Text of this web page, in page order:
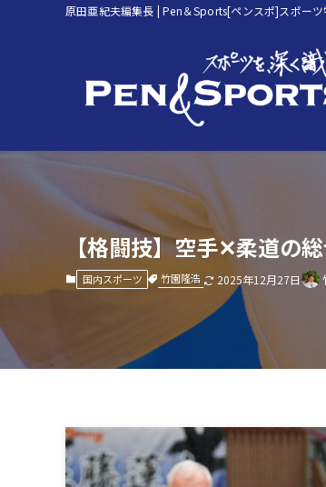
原田亜紀夫編集長 | Pen＆Sports[ペンスポ]スポーツ
【格闘技】空手✕柔道の
国内スポーツ 竹園隆浩 2025年12月27日